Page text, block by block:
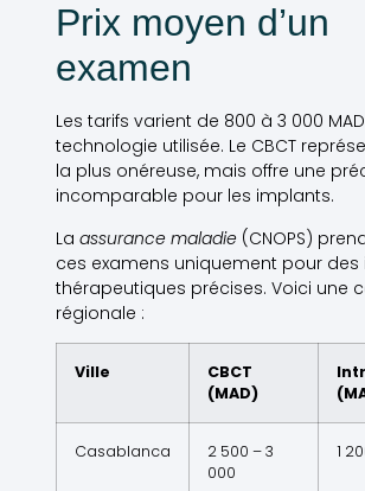
Prix moyen d’un
examen
Les tarifs varient de 800 à 3 000
technologie utilisée. Le CBCT
la plus onéreuse, mais offre une
incomparable pour les implants.
La assurance maladie(CNOPS)
ces examens uniquement pour
thérapeutiques précises. Voici une
régionale :
Ville
CBCT
(MAD)
Casablanca
2 500 – 3
000
1